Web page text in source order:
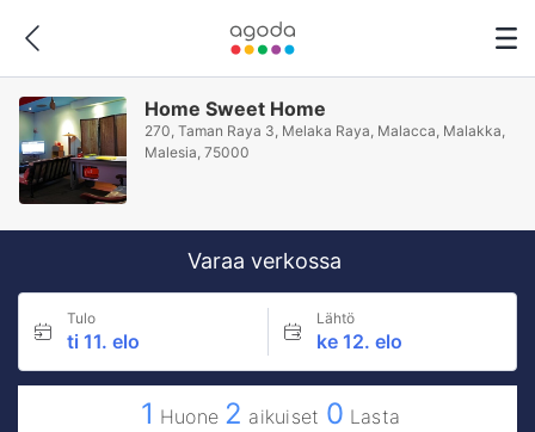
Home Sweet Home
270, Taman Raya 3, Melaka Raya, Malacca, Malakka,
Malesia, 75000
Varaa verkossa
Tulo
ti 11. elo
Lähtö
ke 12. elo
1 Huone 2 aikuiset 0 Lasta